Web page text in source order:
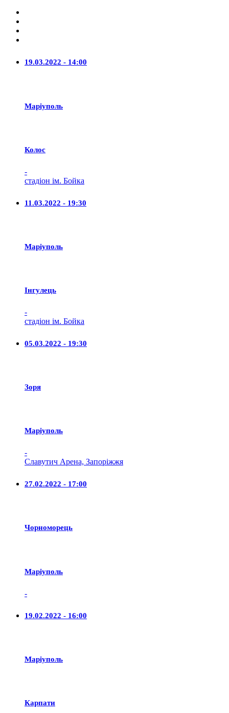
19.03.2022 - 14:00
Маріуполь
Колос
-
стадіон ім. Бойка
11.03.2022 - 19:30
Маріуполь
Iнгулець
-
стадіон ім. Бойка
05.03.2022 - 19:30
Зоря
Маріуполь
-
Славутич Арена, Запоріжжя
27.02.2022 - 17:00
Чорноморець
Маріуполь
-
19.02.2022 - 16:00
Маріуполь
Карпати